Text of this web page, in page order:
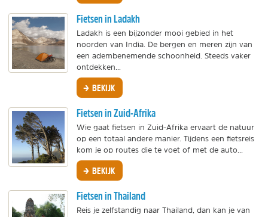
Fietsen in Ladakh
Ladakh is een bijzonder mooi gebied in het
noorden van India. De bergen en meren zijn van
een adembenemende schoonheid. Steeds vaker
ontdekken...
BEKIJK
Fietsen in Zuid-Afrika
Wie gaat fietsen in Zuid-Afrika ervaart de natuur
op een totaal andere manier. Tijdens een fietsreis
kom je op routes die te voet of met de auto...
BEKIJK
Fietsen in Thailand
Reis je zelfstandig naar Thailand, dan kan je van